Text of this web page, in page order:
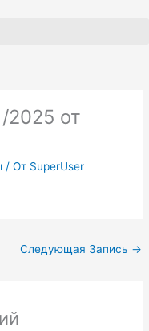
2025 от
/ От SuperUser
Следующая Запись →